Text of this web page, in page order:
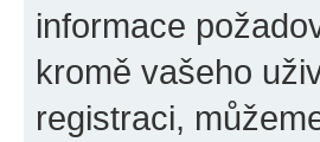
informace
kromě vašeho
registraci,